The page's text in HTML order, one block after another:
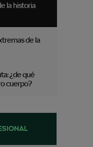
la historia
de la
¿de qué
cuerpo?